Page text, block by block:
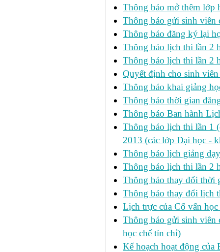
Thông báo mở thêm lớp
Thông báo gửi sinh viên
Thông báo đăng ký lại
Thông báo lịch thi lần 2
Thông báo lịch thi lần 2
Quyết định cho sinh
Thông báo khai giảng
Thông báo thời gian
Thông báo Ban hành
Thông báo lịch thi lần 1
2013 (các lớp Đại học -
Thông báo lịch giảng
Thông báo lịch thi lần 2
Thông báo thay đổi thời
Thông báo thay đổi lịch
Lịch trực của Cố vấn học
Thông báo gửi sinh viên
học chế tín chỉ)
Kế hoạch hoạt động